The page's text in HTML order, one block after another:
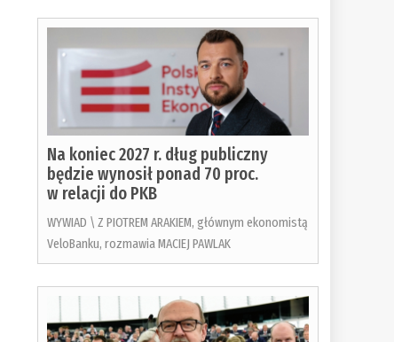
Na koniec 2027 r. dług publiczny
będzie wynosił ponad 70 proc.
w relacji do PKB
WYWIAD \ Z PIOTREM ARAKIEM, głównym ekonomistą
VeloBanku, rozmawia MACIEJ PAWLAK